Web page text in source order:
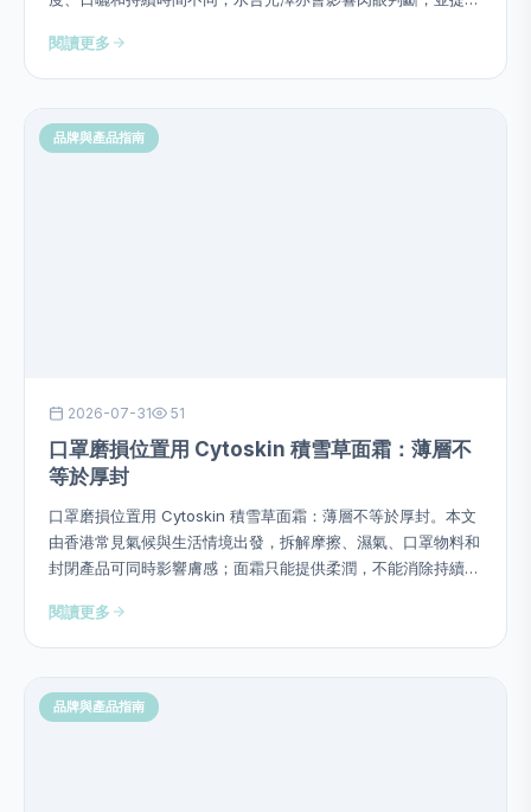
或作過度功效承諾。
閱讀更多
品牌與產品指南
2026-07-31 51
口罩磨損位置用 Cytoskin 積雪草面霜：薄層不
等於厚封
口罩磨損位置用 Cytoskin 積雪草面霜：薄層不等於厚封。本文
由香港常見氣候與生活情境出發，拆解摩擦、濕氣、口罩物料和
封閉產品可同時影響膚感；面霜只能提供柔潤，不能消除持續摩
避免硬塞成分或作過度功效承諾。
閱讀更多
品牌與產品指南